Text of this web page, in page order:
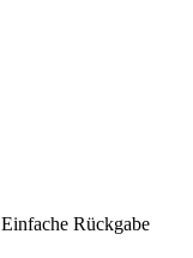
Einfache Rückgabe